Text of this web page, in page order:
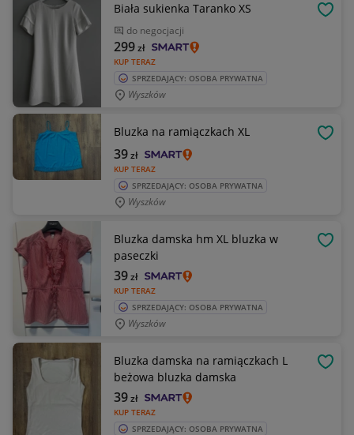
Biała sukienka Taranko XS
do negocjacji
KUP TERAZ
299zł
SPRZEDAJĄCY: OSOBA PRYWATNA
Wyszków
Bluzka na ramiączkach XL
KUP TERAZ
39zł
SPRZEDAJĄCY: OSOBA PRYWATNA
Wyszków
Bluzka damska hm XL bluzka w
paseczki
KUP TERAZ
39zł
SPRZEDAJĄCY: OSOBA PRYWATNA
Wyszków
Bluzka damska na ramiączkach L
beżowa bluzka damska
KUP TERAZ
39zł
SPRZEDAJĄCY: OSOBA PRYWATNA